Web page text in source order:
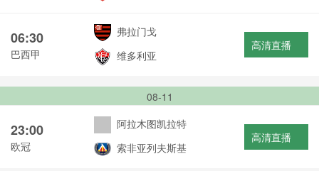
06:30
巴西甲
弗拉门戈
维多利亚
高清直播
08-11
23:00
欧冠
阿拉木图凯拉特
索非亚列夫斯基
高清直播